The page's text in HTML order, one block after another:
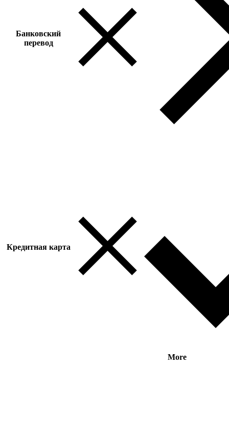
Банковский
перевод
Кредитная карта
More